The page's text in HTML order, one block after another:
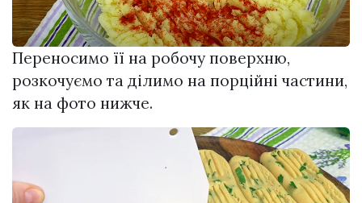
Переносимо її на робочу поверхню,
розкочуємо та ділимо на порційні частини,
як на фото нижче.